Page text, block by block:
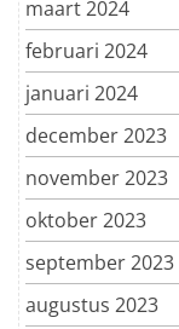
maart 2024
februari 2024
januari 2024
december 2023
november 2023
oktober 2023
september 2023
augustus 2023